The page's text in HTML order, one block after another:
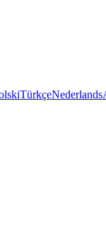
TürkçeNederlands